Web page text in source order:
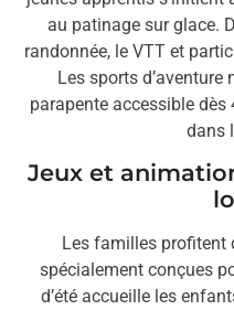
au patinage sur glace.
randonnée, le VTT et
Les sports
parapente accessible
dans
Jeux et
Les familles profitent
spécialement conçues
d’été accueille les